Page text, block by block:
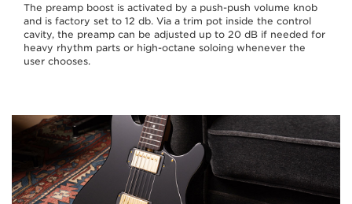
The preamp boost is activated by a push-push volume knob
and is factory set to 12 db. Via a trim pot inside the control
cavity, the preamp can be adjusted up to 20 dB if needed for
heavy rhythm parts or high-octane soloing whenever the
user chooses.